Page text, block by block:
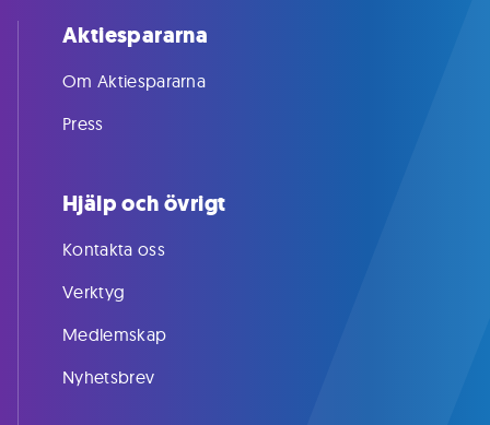
Aktiespararna
Om Aktiespararna
Press
Hjälp och övrigt
Kontakta oss
Verktyg
Medlemskap
Nyhetsbrev